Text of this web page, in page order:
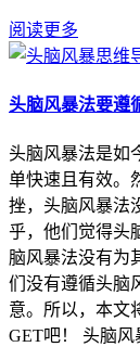
阅读更多
头脑风暴法要遵
头脑风暴法是如
单快速且有效。
挫，头脑风暴法
乎，他们觉得头
脑风暴法没有为
们没有遵循头脑
意。所以，本文
GET吧！ 头脑风